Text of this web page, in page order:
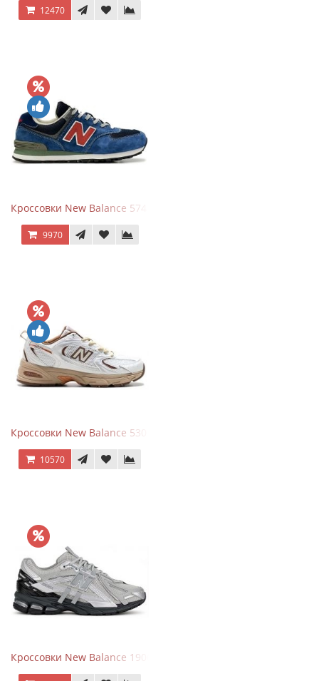
12470
Кроссовки New Balance 574 Blue Black Red синий с красным
9970
Кроссовки New Balance 530 x Niko and... Off White
10570
Кроссовки New Balance 1906 Black Silver Metallic